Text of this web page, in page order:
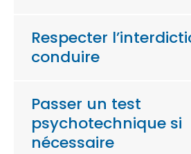
Respecter
conduire
Passer un test
psychotechnique si
nécessaire